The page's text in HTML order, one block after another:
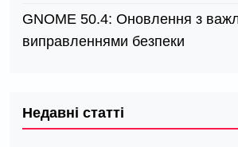
GNOME 50.4: Оновлення з
виправленнями безпеки
Недавні статті